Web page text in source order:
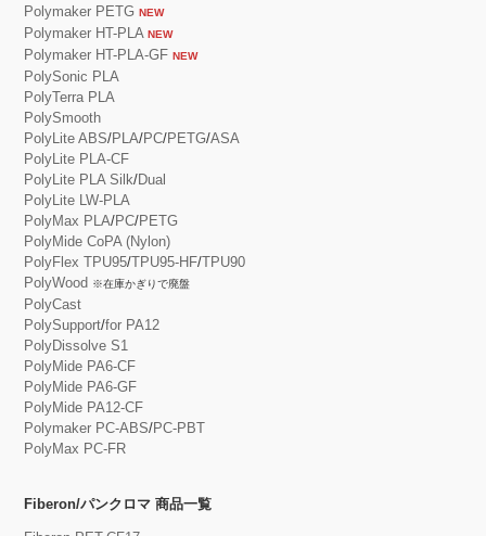
Polymaker PETG NEW
Polymaker HT-PLA NEW
Polymaker HT-PLA-GF NEW
PolySonic PLA
PolyTerra PLA
PolySmooth
PolyLite ABS/PLA/PC/PETG/ASA
PolyLite PLA-CF
PolyLite PLA Silk/Dual
PolyLite LW-PLA
PolyMax PLA/PC/PETG
PolyMide CoPA (Nylon)
PolyFlex TPU95/TPU95-HF/TPU90
PolyWood ※在庫かぎりで廃盤
PolyCast
PolySupport/for PA12
PolyDissolve S1
PolyMide PA6-CF
PolyMide PA6-GF
PolyMide PA12-CF
Polymaker PC-ABS/PC-PBT
PolyMax PC-FR
Fiberon/パンクロマ 商品一覧